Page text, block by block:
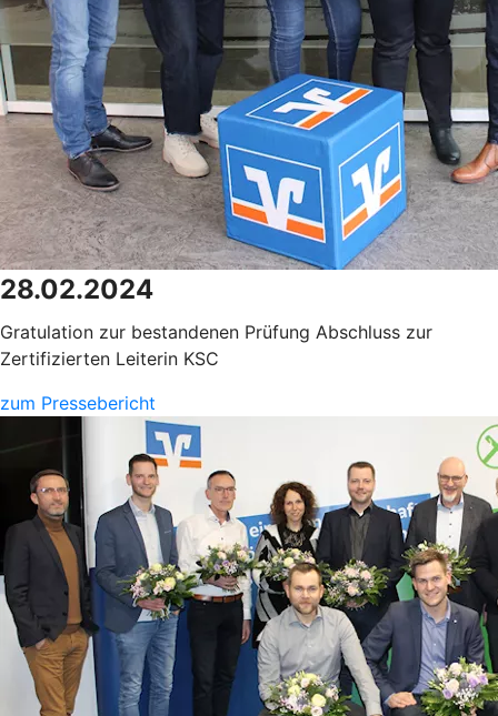
28.02.2024
Gratulation zur bestandenen Prüfung Abschluss zur
Zertifizierten Leiterin KSC
zum Pressebericht